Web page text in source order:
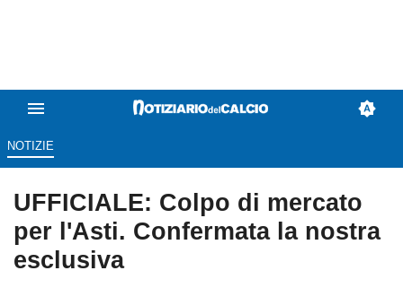
NOTIZIE
UFFICIALE: Colpo di mercato
per l'Asti. Confermata la nostra
esclusiva